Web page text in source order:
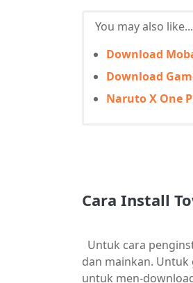
You may also like...
Download
Download
Naruto X One
Cara Install
Untuk cara
dan mainkan.
untuk men-